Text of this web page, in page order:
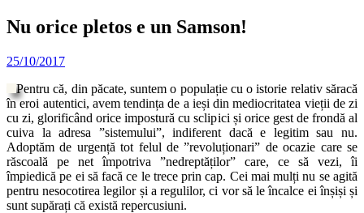
Nu orice pletos e un Samson!
25/10/2017
Pentru că, din păcate, suntem o populație cu o istorie relativ săracă
în eroi autentici, avem tendința de a ieși din mediocritatea vieții de zi
cu zi, glorificând orice impostură cu sclipici și orice gest de frondă al
cuiva la adresa ”sistemului”, indiferent dacă e legitim sau nu.
Adoptăm de urgență tot felul de ”revoluționari” de ocazie care se
răscoală pe net împotriva ”nedreptăților” care, ce să vezi, îi
împiedică pe ei să facă ce le trece prin cap. Cei mai mulți nu se agită
pentru nesocotirea legilor și a regulilor, ci vor să le încalce ei înșiși și
sunt supărați că există repercusiuni.